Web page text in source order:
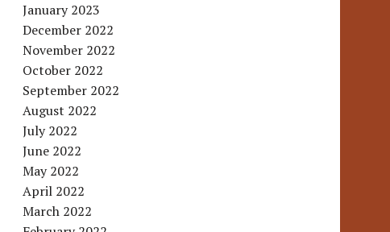
January 2023
December 2022
November 2022
October 2022
September 2022
August 2022
July 2022
June 2022
May 2022
April 2022
March 2022